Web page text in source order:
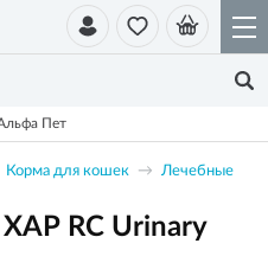
Пет
Корма для кошек
Лечебные
RC Urinary